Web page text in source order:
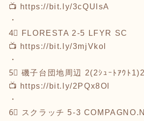
📺 https://bit.ly/3cQUlsA
・
4⃣ FLORESTA 2-5 LFYR SC
📺 https://bit.ly/3mjVkol
・
5⃣ 磯子台団地周辺 2(2ｼｭｰﾄｱｳﾄ
📺 https://bit.ly/2PQx8Ol
・
6⃣ スクラッチ 5-3 COMPAGNO.N